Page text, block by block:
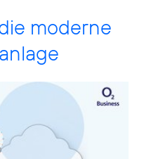
moderne